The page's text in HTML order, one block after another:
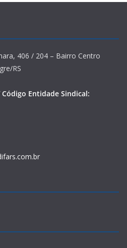
406 / 204 – Bairro Centro
RS
Código Entidade Sindical: